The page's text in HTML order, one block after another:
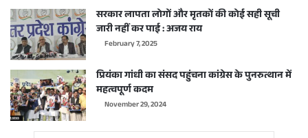
सरकार लापता लोगों और मृतकों की कोई सही सूची
जारी नहीं कर पाई : अजय राय
February 7, 2025
प्रियंका गांधी का संसद पहुंचना कांग्रेस के पुनरुत्थान में
महत्वपूर्ण कदम
November 29, 2024